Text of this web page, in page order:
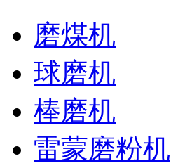
磨煤机
球磨机
棒磨机
雷蒙磨粉机